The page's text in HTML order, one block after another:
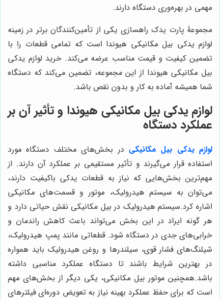
مهمی در بهره‌وری دستگاه دارند.
مجموعۀ پارت یدک راهسازی یکی از تأمین‌کنندگان برتر در زمینه
لوازم یدکی بیل مکانیکی هیوندا است که تمامی قطعات را با
تضمین کیفیت و قیمت مناسب عرضه می‌کند. خرید لوازم یدکی
بیل مکانیکی هیوندا از این مجموعه، تضمین می‌کند که دستگاه
شما همیشه آماده به کار و بدون نقص باشد.
لوازم یدکی بیل مکانیکی هیوندا و تأثیر آن بر
عملکرد دستگاه
لوازم یدکی بیل مکانیکی در بخش‌های مختلف دستگاه مورد
استفاده قرار می‌گیرند و تأثیر مستقیمی بر عملکرد آن دارند. از
مهم‌ترین بخش‌هایی که نیاز به قطعات یدکی باکیفیت دارند،
می‌توان به سیستم هیدرولیک، موتور و قسمت‌های مکانیکی
اشاره کرد.سیستم هیدرولیک در بیل مکانیکی نقش حیاتی دارد و
هر گونه ایراد در این بخش می‌تواند باعث کاهش راندمان و
خرابی‌های جدی در دستگاه شود. قطعاتی مانند پمپ هیدرولیک،
شیلنگ‌های فشار قوی، سیلندرها و روغن هیدرولیک باید همواره
در بهترین شرایط باشند تا دستگاه عملکرد مناسبی داشته
باشد.همچنین موتور بیل مکانیکی، یکی دیگر از بخش‌های مهم
است که برای حفظ عملکرد بهینه نیاز به تعویض دوره‌ای فیلترهای